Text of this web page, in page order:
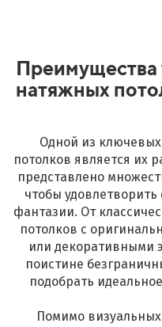
Преимущества
натяжных
Одной из
потолков является их
представлено
чтобы
фантазии. От
потолков с
или декоративными
поистине
подобрать
Помимо